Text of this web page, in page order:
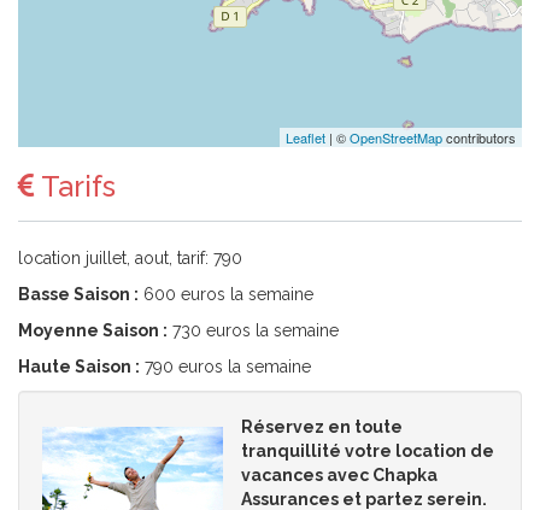
Leaflet | ©OpenStreetMapcontributors
Tarifs
location juillet, aout, tarif: 790
Basse Saison : 600 euros la semaine
Moyenne Saison : 730 euros la semaine
Haute Saison : 790 euros la semaine
Réservez en toute
tranquillité votre location de
vacances avec Chapka
Assurances et partez serein.